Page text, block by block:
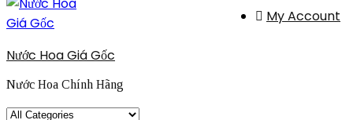
My Account
Nước Hoa Giá Gốc
Nước Hoa Chính Hãng